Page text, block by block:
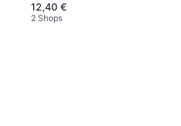
12,40 €
2 Shops